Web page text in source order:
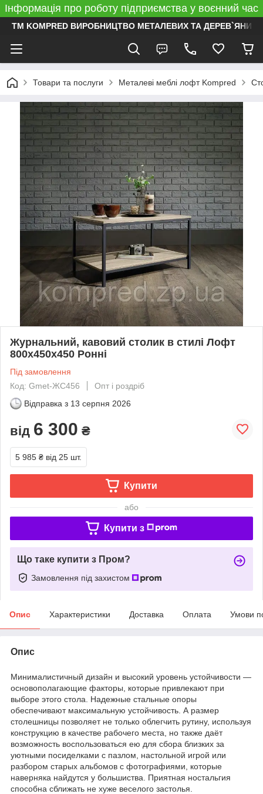
Інформація про роботу підприємства у воєнний час
ТМ KOMPRED ВИРОБНИЦТВО МЕТАЛЕВИХ ТА ДЕРЕВ`ЯНИХ
Товари та послуги Металеві меблі лофт Kompred
Журнальний, кавовий столик в стилі Лофт
800х450х450 Ронні
Під замовлення
Код: Gmet-ЖС456
Опт і роздріб
Відправка з 13 серпня 2026
від 6 300 ₴
5 985 ₴ від 25 шт.
Купити
або
Купити з
Що таке купити з Пром?
Замовлення під захистом
Опис Характеристики Доставка Оплата Умови
Опис
Минималистичный дизайн и высокий уровень устойчивости —
основополагающие факторы, которые привлекают при
выборе этого стола. Надежные стальные опоры
обеспечивают максимальную устойчивость. А размер
столешницы позволяет не только облегчить рутину, используя
конструкцию в качестве рабочего места, но также даёт
возможность воспользоваться ею для сбора близких за
уютными посиделками с пазлом, настольной игрой или
разбором старых альбомов с фотографиями, которые
наверняка найдутся у большиства. Приятная ностальгия
способна сближать не хуже веселого застолья.